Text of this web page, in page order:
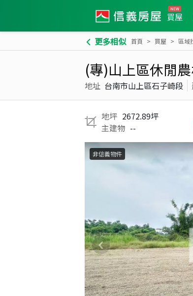
買屋
更多相似 首頁 買屋 區域
(專)山上區休閒
地址 台南市山上區石子崎段
地坪 2672.89坪
主建物 --
非信義物件